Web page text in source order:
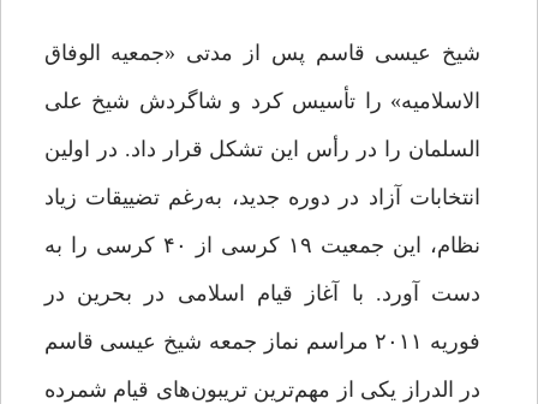
شیخ عیسی قاسم پس از مدتی «جمعیه الوفاق
الاسلامیه» را تأسیس کرد و شاگردش شیخ علی
السلمان را در رأس این تشکل قرار داد. در اولین
انتخابات آزاد در دوره جدید، به‌رغم تضییقات زیاد
نظام، این جمعیت ۱۹ کرسی از ۴۰ کرسی را به
دست آورد. با آغاز قیام اسلامی در بحرین در
فوریه ۲۰۱۱ مراسم نماز جمعه شیخ عیسی قاسم
در الدراز یکی از مهم‌ترین تریبون‌های قیام شمرده